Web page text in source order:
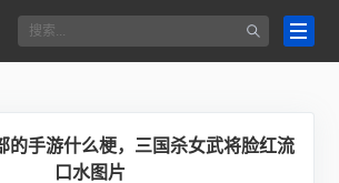
的手游什么梗，三国杀女武将脸红流
口水图片